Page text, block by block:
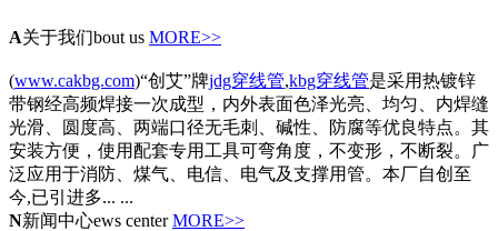
A关于我们bout us MORE>>
(www.cakbg.com)“创艾”牌jdg穿线管,kbg穿线管是采用热镀锌
带钢经高频焊接一次成型，内外表面色泽光亮、均匀、内焊缝
光滑、圆度高、两端口径无毛刺、碱性、防腐等优良特点。其
安装方便，使用配套专用工具可弯角度，不变形，不断裂。广
泛应用于消防、煤气、电信、电气及支撑用管。本厂自创至
今,已引进多... ...
N新闻中心ews center MORE>>